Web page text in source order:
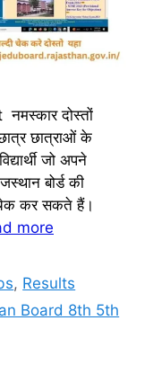
दोस्तों
छात्राओं के
जो अपने
बोर्ड की
चेक कर सकते हैं।
more
, Results
Board 8th 5th